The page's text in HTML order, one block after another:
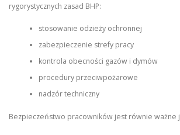
rygorystycznych zasad BHP:
stosowanie odzieży ochronnej
zabezpieczenie strefy pracy
kontrola obecności gazów i dymów
procedury przeciwpożarowe
nadzór techniczny
Bezpieczeństwo pracowników jest równie ważne